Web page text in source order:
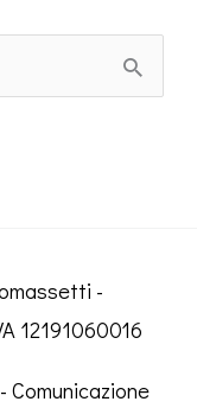
-
12191060016
Comunicazione